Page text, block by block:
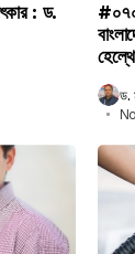
: ড.
#০৭০
ড.